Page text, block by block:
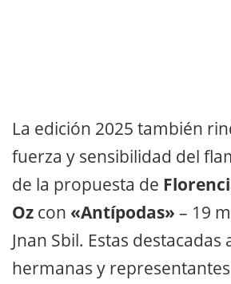
La edición 2025 también
fuerza y sensibilidad del
de la propuesta de
Oz con «Antípodas» – 19
Jnan Sbil. Estas destacadas
hermanas y